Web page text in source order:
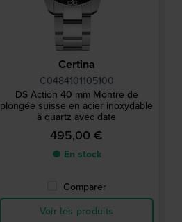
Certina
C0484101105100
DS Action 40 mm Montre de
plongée suisse en acier inoxydable
à quartz avec date
495,00 €
● En stock
Comparer
Voir les produits